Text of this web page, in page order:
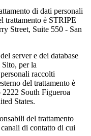
di dati personali
trattamento è STRIPE
Street, Suite 550 - San
server e dei database
per la
raccolti
del trattamento è
South Figueroa
States.
del trattamento
di contatto di cui